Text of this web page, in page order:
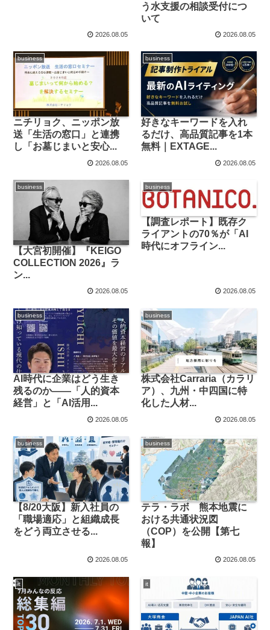
2026.08.05
う水支援の相談受付につ
いて
2026.08.05
business
ニチリョク、ニッポン放
送「生活の窓口」と連携
し「お墓じまいと安心...
2026.08.05
business
好きなキーワードを入れ
るだけ、高品質記事を1本
無料｜EXTAGE...
2026.08.05
business
【大宮初開催】『KEIGO
COLLECTION 2026』ラ
ン...
2026.08.05
business
【調査レポート】既存ク
ライアントの70％が「AI
時代にオフライン...
2026.08.05
business
AI時代に企業はどう生き
残るのか――「人的資本
経営」と「AI活用...
2026.08.05
business
株式会社Carraria（カラリ
ア）、九州・中四国に特
化した人材...
2026.08.05
business
【8/20大阪】新入社員の
「職場適応」と組織成長
をどう両立させる...
2026.08.05
business
テラ・ラボ 熊本地震に
おける共通状況図
（COP）を公開【第七
報】
2026.08.05
it it